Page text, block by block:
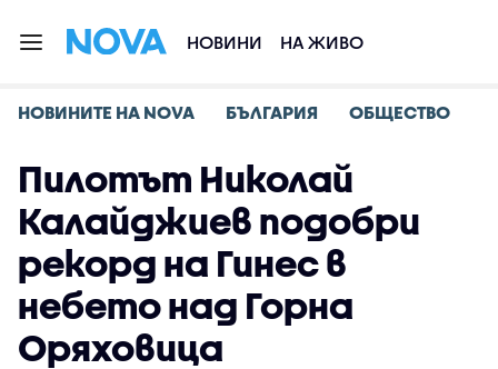
НОВИНИ НА ЖИВО
НОВИНИТЕ НА NOVA БЪЛГАРИЯ ОБЩЕСТВО
Пилотът Николай
Калайджиев подобри
рекорд на Гинес в
небето над Горна
Оряховица